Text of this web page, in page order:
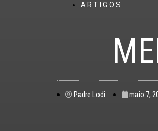
ARTIGOS
Padre Lodi maio 7,